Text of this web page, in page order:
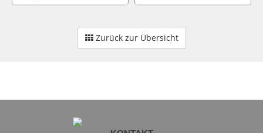
Zurück zur Übersicht